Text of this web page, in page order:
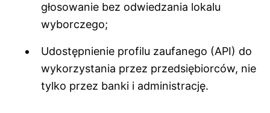
głosowanie bez odwiedzania lokalu
wyborczego;
Udostępnienie profilu zaufanego (API) do
wykorzystania przez przedsiębiorców, nie
tylko przez banki i administrację.